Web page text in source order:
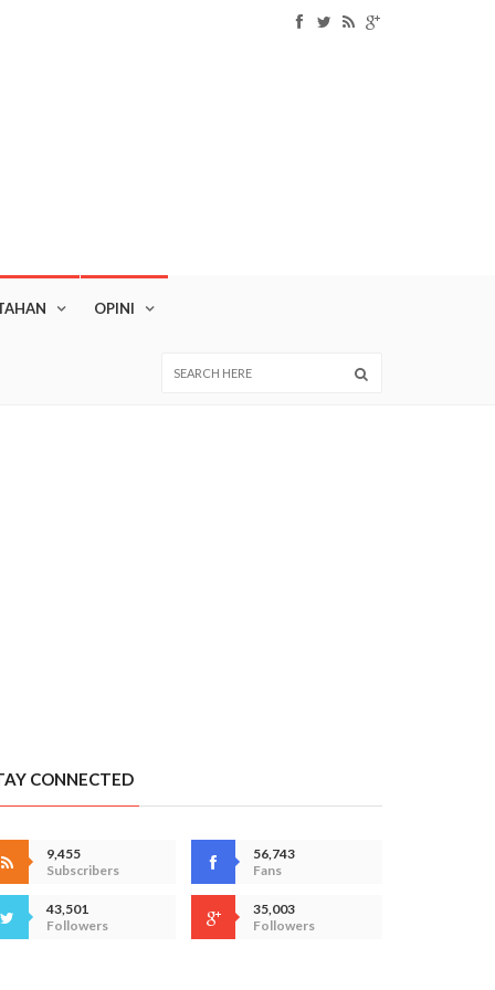
OPINI
CONNECTED
9,455
Subscribers
56,743
Fans
43,501
Followers
35,003
Followers